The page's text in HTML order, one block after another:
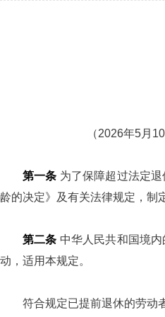
（2026年5月
第一条 为了保障超过法定
龄的决定》及有关法律规定，制
第二条 中华人民共和国境
动，适用本规定。
符合规定已提前退休的劳动